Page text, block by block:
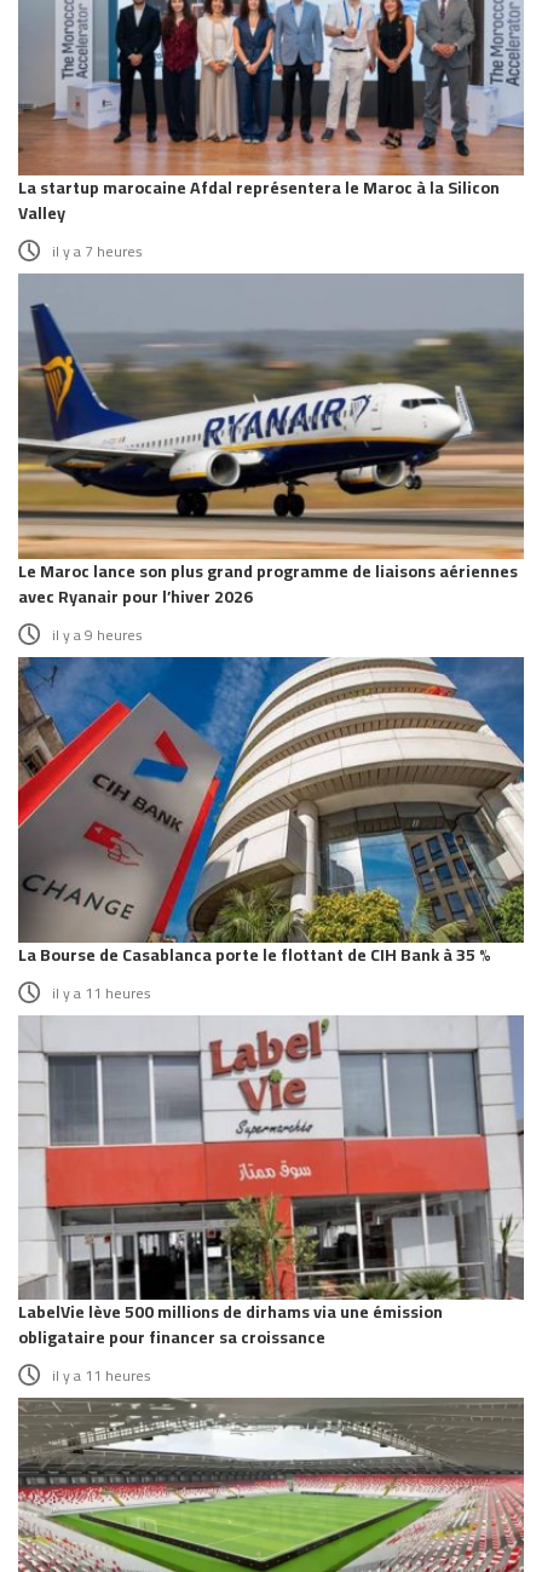
La startup marocaine Afdal représentera le Maroc à la Silicon
Valley
il y a 7 heures
Le Maroc lance son plus grand programme de liaisons aériennes
avec Ryanair pour l’hiver 2026
il y a 9 heures
La Bourse de Casablanca porte le flottant de CIH Bank à 35 %
il y a 11 heures
LabelVie lève 500 millions de dirhams via une émission
obligataire pour financer sa croissance
il y a 11 heures